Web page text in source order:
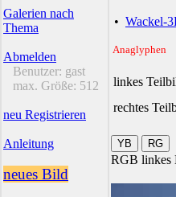
Galerien nach
Thema
Abmelden
Benutzer: gast
max. Größe: 512
neu Registrieren
Anleitung
neues Bild
• Wackel-
Anaglyphen
linkes
rechtes
RGB linkes